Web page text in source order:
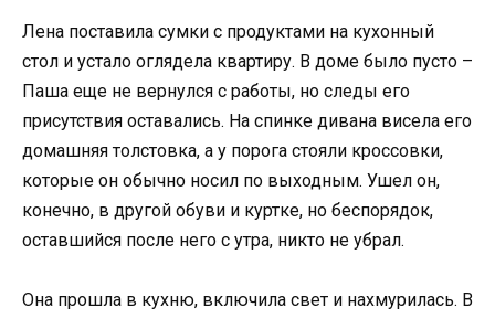
Лена поставила сумки с продуктами на кухонный
стол и устало оглядела квартиру. В доме было пусто –
Паша еще не вернулся с работы, но следы его
присутствия оставались. На спинке дивана висела его
домашняя толстовка, а у порога стояли кроссовки,
которые он обычно носил по выходным. Ушел он,
конечно, в другой обуви и куртке, но беспорядок,
оставшийся после него с утра, никто не убрал.
Она прошла в кухню, включила свет и нахмурилась. В